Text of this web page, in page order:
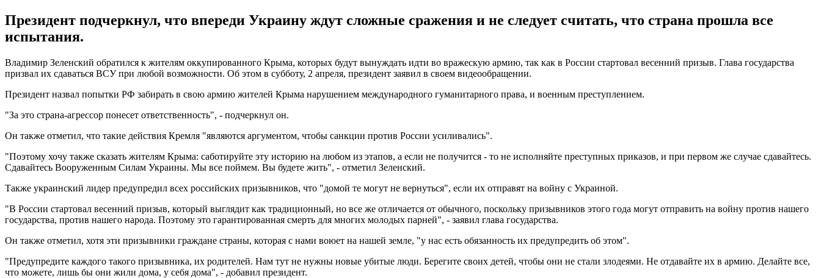
Президент подчеркнул, что впереди Украину ждут сложные сражения и не следует считать, что страна прошла все
испытания.
Владимир Зеленский обратился к жителям оккупированного Крыма, которых будут вынуждать идти во вражескую армию, так как в России стартовал весенний призыв. Глава государства
призвал их сдаваться ВСУ при любой возможности. Об этом в субботу, 2 апреля, президент заявил в своем видеообращении.
Президент назвал попытки РФ забирать в свою армию жителей Крыма нарушением международного гуманитарного права, и военным преступлением.
"За это страна-агрессор понесет ответственность", - подчеркнул он.
Он также отметил, что такие действия Кремля "являются аргументом, чтобы санкции против России усиливались".
"Поэтому хочу также сказать жителям Крыма: саботируйте эту историю на любом из этапов, а если не получится - то не исполняйте преступных приказов, и при первом же случае сдавайтесь.
Сдавайтесь Вооруженным Силам Украины. Мы все поймем. Вы будете жить", - отметил Зеленский.
Также украинский лидер предупредил всех российских призывников, что "домой те могут не вернуться", если их отправят на войну с Украиной.
"В России стартовал весенний призыв, который выглядит как традиционный, но все же отличается от обычного, поскольку призывников этого года могут отправить на войну против нашего
государства, против нашего народа. Поэтому это гарантированная смерть для многих молодых парней", - заявил глава государства.
Он также отметил, хотя эти призывники граждане страны, которая с нами воюет на нашей земле, "у нас есть обязанность их предупредить об этом".
"Предупредите каждого такого призывника, их родителей. Нам тут не нужны новые убитые люди. Берегите своих детей, чтобы они не стали злодеями. Не отдавайте их в армию. Делайте все,
что можете, лишь бы они жили дома, у себя дома", - добавил президент.